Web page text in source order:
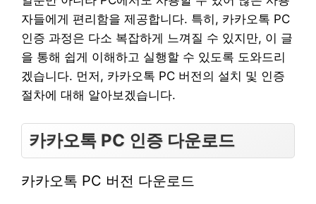
자들에게 편리함을 제공합니다. 특히, 카카오톡 PC
인증 과정은 다소 복잡하게 느껴질 수 있지만, 이 글
을 통해 쉽게 이해하고 실행할 수 있도록 도와드리
겠습니다. 먼저, 카카오톡 PC 버전의 설치 및 인증
절차에 대해 알아보겠습니다.
카카오톡 PC 인증 다운로드
카카오톡 PC 버전 다운로드